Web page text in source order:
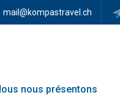
mail@kompastravel.ch
nous présentons